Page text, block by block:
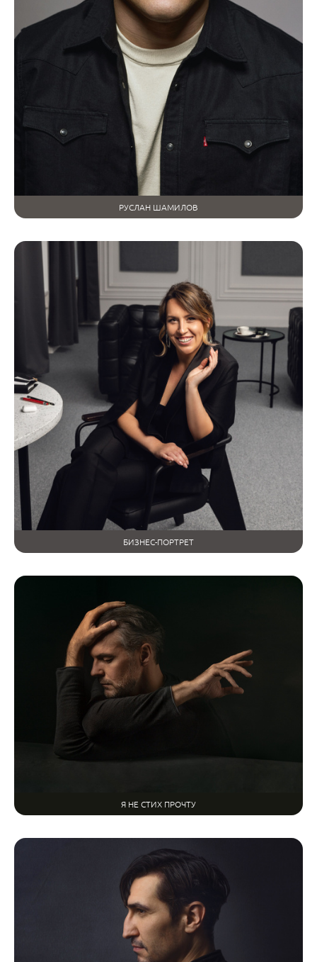
РУСЛАН ШАМИЛОВ
БИЗНЕС-ПОРТРЕТ
Я НЕ СТИХ ПРОЧТУ